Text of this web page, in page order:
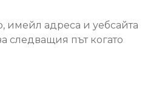
имейл адреса и уебсайта
следващия път когато